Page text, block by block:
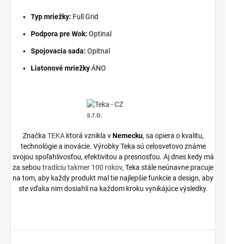
Typ mriežky: Full Grid
Podpora pre Wok: Optinal
Spojovacia sada: Opitnal
Liatonové mriežkyÁNO
Značka TEKA ktorá vznikla v Nemecku, sa opiera o kvalitu,
technológie a inovácie. Výrobky Teka sú celosvetovo známe
svojou spoľahlivosťou, efektivitou a presnosťou. Aj dnes kedy má
za sebou tradíciu takmer 100 rokov, Teka stále neúnavne pracuje
na tom, aby každy produkt mal tie najlepšie funkcie a design, aby
ste vďaka nim dosiahli na každom kroku vynikájúce výsledky.